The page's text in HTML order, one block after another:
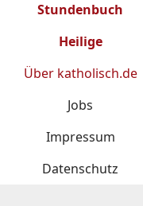
Stundenbuch
Heilige
Über katholisch.de
Jobs
Impressum
Datenschutz